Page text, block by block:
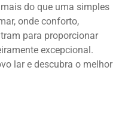
do que uma simples
onde conforto,
para proporcionar
excepcional.
lar e descubra o melhor